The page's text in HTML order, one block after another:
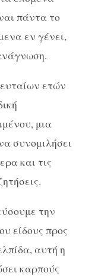
πάντα το
εν γένει,
ετών
μια
συνομιλήσει
και τις
την
είδους προς
αυτή η
καρπούς